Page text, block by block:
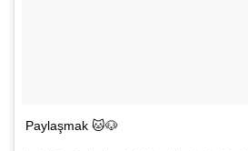
Paylaşmak 🐱🐶